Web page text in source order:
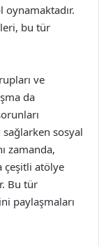
bu tür
ve
da
sosyal
zamanda,
çeşitli atölye
Bu tür
paylaşmaları